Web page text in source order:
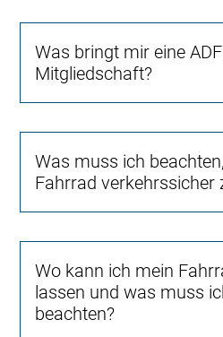
Was bringt mir eine
Mitgliedschaft?
Was muss ich
Fahrrad verkehrssicher
Wo kann ich mein
lassen und was muss
beachten?